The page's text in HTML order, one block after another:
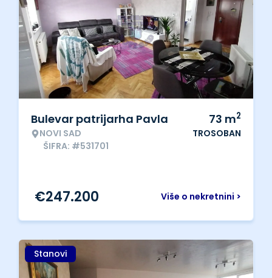
Bulevar patrijarha Pavla
NOVI SAD
ŠIFRA: #531701
73 m2
TROSOBAN
Više o nekretnini >
€247.200
Stanovi